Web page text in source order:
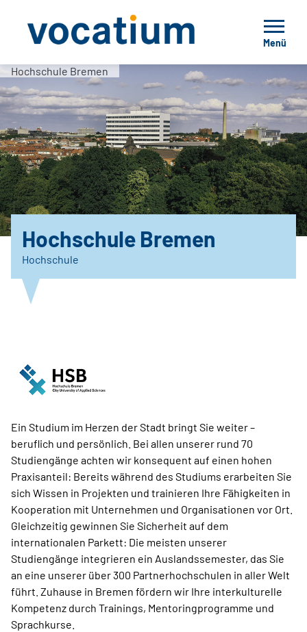
Menü
Hochschule Bremen
Hochschule Bremen
Hochschule
Ein Studium im Herzen der Stadt bringt Sie weiter –
beruflich und persönlich. Bei allen unserer rund 70
Studiengänge achten wir konsequent auf einen hohen
Praxisanteil: Bereits während des Studiums erarbeiten Sie
sich Wissen in Projekten und trainieren Ihre Fähigkeiten in
Kooperation mit Unternehmen und Organisationen vor Ort.
Gleichzeitig gewinnen Sie Sicherheit auf dem
internationalen Parkett: Die meisten unserer
Studiengänge integrieren ein Auslands­semester, das Sie
an eine unserer über 300 Partnerhochschulen in aller Welt
führt. Zuhause in Bremen fördern wir Ihre interkulturelle
Kompetenz durch Trainings, Mentoringprogramme und
Sprachkurse.